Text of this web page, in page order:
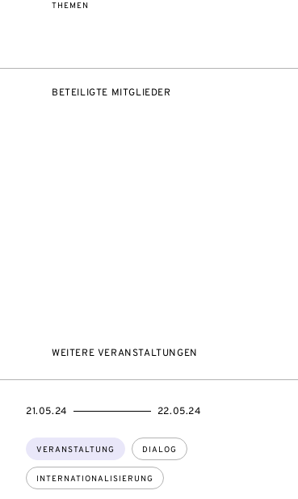
THEMEN
BETEILIGTE MITGLIEDER
WEITERE VERANSTALTUNGEN
Themen:
VERANSTALTUNG DIALOG
INTERNATIONALISIERUNG
EVENTBEGINSON
21.05.24
EVENTENDSON 22.05.24